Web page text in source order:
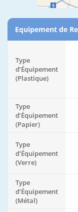
Equipement de
Type
d’Équipement
(Plastique)
Type
d’Équipement
(Papier)
Type
d’Équipement
(Verre)
Type
d’Équipement
(Métal)